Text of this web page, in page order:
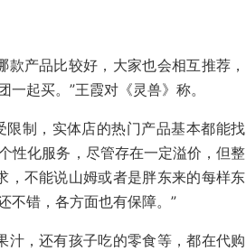
产品比较好，大家也会相互推荐，
起买。”王霞对《灵兽》称。
制，实体店的热门产品基本都能找
性化服务，尽管存在一定溢价，但整
，不能说山姆或者是胖东来的每样东
不错，各方面也有保障。”
汁，还有孩子吃的零食等，都在代购